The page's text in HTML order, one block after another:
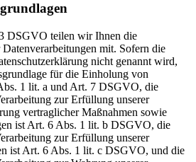
DSGVO teilen wir Ihnen die
mit. Sofern die
nicht genannt wird,
für die Einholung von
1 lit. a und Art. 7 DSGVO, die
zur Erfüllung unserer
vertraglicher Maßnahmen sowie
ist Art. 6 Abs. 1 lit. b DSGVO, die
zur Erfüllung unserer
ist Art. 6 Abs. 1 lit. c DSGVO, und die